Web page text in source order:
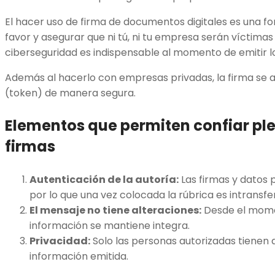
El hacer uso de firma de documentos digitales es una
favor y asegurar que ni tú, ni tu empresa serán
ciberseguridad es indispensable al momento de emitir
Además al hacerlo con empresas privadas, la firma se
(token) de manera segura.
Elementos que permiten confiar
firmas
Autenticación de la autoría: Las firmas y datos
por lo que una vez colocada la rúbrica es
El mensaje no tiene alteraciones: Desde el
información se mantiene integra.
Privacidad:Solo las personas autorizadas tienen
información emitida.